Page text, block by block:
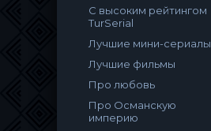
С высоким рейтингом
TurSerial
Лучшие мини-сериалы
Лучшие фильмы
Про любовь
Про Османскую
империю